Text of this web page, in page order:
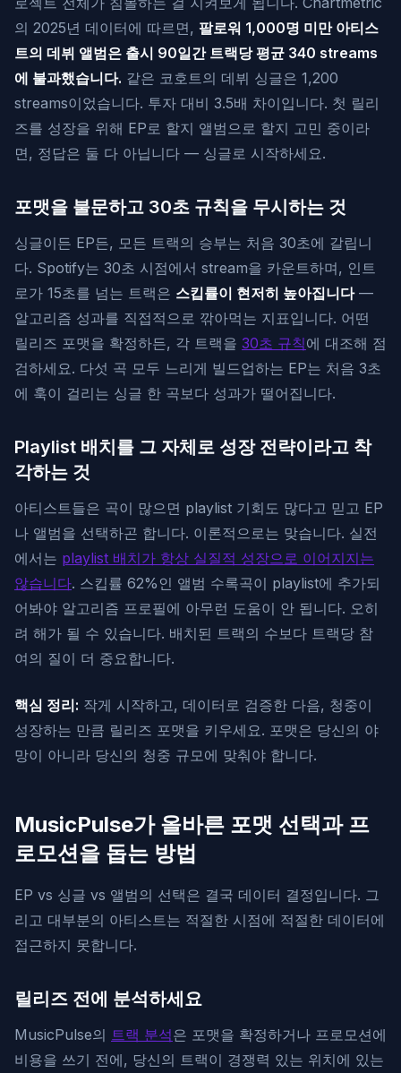
의 2025년 데이터에 따르면, 팔로워 1,000명 미만 아티스
트의 데뷔 앨범은 출시 90일간 트랙당 평균 340 streams
에 불과했습니다. 같은 코호트의 데뷔 싱글은 1,200
streams이었습니다. 투자 대비 3.5배 차이입니다. 첫 릴리
즈를 성장을 위해 EP로 할지 앨범으로 할지 고민 중이라
면, 정답은 둘 다 아닙니다 — 싱글로 시작하세요.
포맷을 불문하고 30초 규칙을 무시하는 것
싱글이든 EP든, 모든 트랙의 승부는 처음 30초에 갈립니
다. Spotify는 30초 시점에서 stream을 카운트하며, 인트
로가 15초를 넘는 트랙은 스킵률이 현저히 높아집니다—
알고리즘 성과를 직접적으로 깎아먹는 지표입니다. 어떤
릴리즈 포맷을 확정하든, 각 트랙을 30초 규칙에 대조해 점
검하세요. 다섯 곡 모두 느리게 빌드업하는 EP는 처음 3초
에 훅이 걸리는 싱글 한 곡보다 성과가 떨어집니다.
Playlist 배치를 그 자체로 성장 전략이라고 착
각하는 것
아티스트들은 곡이 많으면 playlist 기회도 많다고 믿고 EP
나 앨범을 선택하곤 합니다. 이론적으로는 맞습니다. 실전
에서는 playlist 배치가 항상 실질적 성장으로 이어지지는
않습니다. 스킵률 62%인 앨범 수록곡이 playlist에 추가되
어봐야 알고리즘 프로필에 아무런 도움이 안 됩니다. 오히
려 해가 될 수 있습니다. 배치된 트랙의 수보다 트랙당 참
여의 질이 더 중요합니다.
핵심 정리: 작게 시작하고, 데이터로 검증한 다음, 청중이
성장하는 만큼 릴리즈 포맷을 키우세요. 포맷은 당신의 야
망이 아니라 당신의 청중 규모에 맞춰야 합니다.
MusicPulse가 올바른 포맷 선택과 프
로모션을 돕는 방법
EP vs 싱글 vs 앨범의 선택은 결국 데이터 결정입니다. 그
리고 대부분의 아티스트는 적절한 시점에 적절한 데이터에
접근하지 못합니다.
릴리즈 전에 분석하세요
MusicPulse의 트랙 분석은 포맷을 확정하거나 프로모션에
비용을 쓰기 전에, 당신의 트랙이 경쟁력 있는 위치에 있는